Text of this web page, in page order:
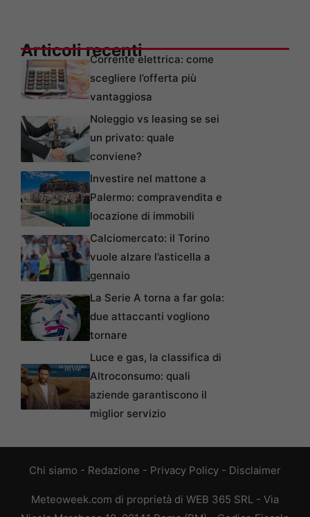
Articoli recentiCorrente elettrica: come
scegliere l’offerta più
vantaggiosa
Noleggio vs leasing se sei
un privato: quale
conviene?
Investire nel mattone a
Palermo: compravendita e
locazione di immobili
Calciomercato: il Torino
vuole alzare l’asticella a
gennaio
La Serie A torna a far gola:
due attaccanti vogliono
tornare
Luce e gas, la classifica di
Altroconsumo: quali
aziende garantiscono il
miglior servizio
Chi siamo - Redazione - Privacy Policy - Disclaimer
Meteoweek.com di proprietà di WEB 365 SRL - Via